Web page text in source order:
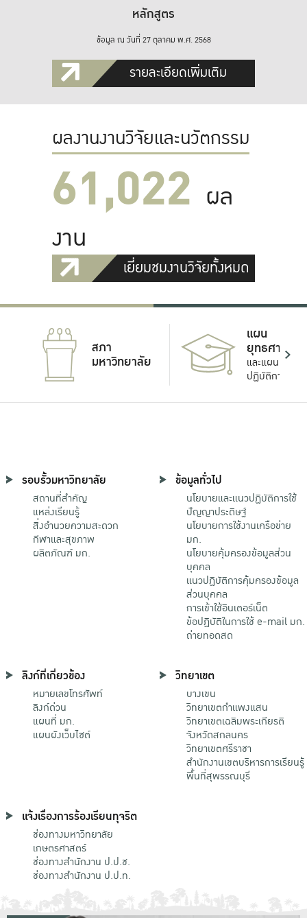
หลักสูตร
ข้อมูล ณ วันที่ 27 ตุลาคม พ.ศ. 2568
รายละเอียดเพิ่มเติม
ผลงานงานวิจัยและนวัตกรรม
61,022 ผล
งาน
เยี่ยมชมงานวิจัยทั้งหมด
สภา
มหาวิทยาลัย
แผน
ยุทธศาสตร์
และแผน
ปฏิบัติการ
รอบรั้วมหาวิทยาลัย
สถานที่สำคัญ
แหล่งเรียนรู้
สิ่งอำนวยความสะดวก
กีฬาและสุขภาพ
ผลิตภัณฑ์ มก.
ข้อมูลทั่วไป
นโยบายและแนวปฏิบัติการใช้
ปัญญาประดิษฐ์
นโยบายการใช้งานเครือข่าย
มก.
นโยบายคุ้มครองข้อมูลส่วน
บุคคล
แนวปฏิบัติการคุ้มครองข้อมูล
ส่วนบุคคล
การเข้าใช้อินเตอร์เน็ต
ข้อปฏิบัติในการใช้ e-mail มก.
ถ่ายทอดสด
ลิงก์ที่เกี่ยวข้อง
หมายเลขโทรศัพท์
ลิงก์ด่วน
แผนที่ มก.
แผนผังเว็บไซต์
วิทยาเขต
บางเขน
วิทยาเขตกําแพงแสน
วิทยาเขตเฉลิมพระเกียรติ
จังหวัดสกลนคร
วิทยาเขตศรีราชา
สำนักงานเขตบริหารการเรียนรู้
พื้นที่สุพรรณบุรี
แจ้งเรื่องการร้องเรียนทุจริต
ช่องทางมหาวิทยาลัย
เกษตรศาสตร์
ช่องทางสำนักงาน ป.ป.ช.
ช่องทางสำนักงาน ป.ป.ท.